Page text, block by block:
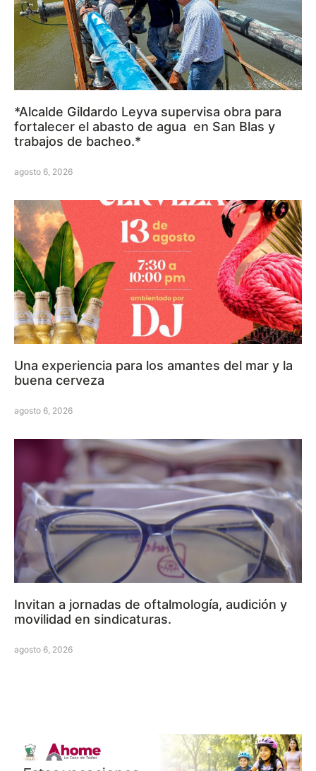
*Alcalde Gildardo Leyva supervisa obra para
fortalecer el abasto de agua en San Blas y
trabajos de bacheo.*
agosto 6, 2026
Una experiencia para los amantes del mar y la
buena cerveza
agosto 6, 2026
Invitan a jornadas de oftalmología, audición y
movilidad en sindicaturas.
agosto 6, 2026